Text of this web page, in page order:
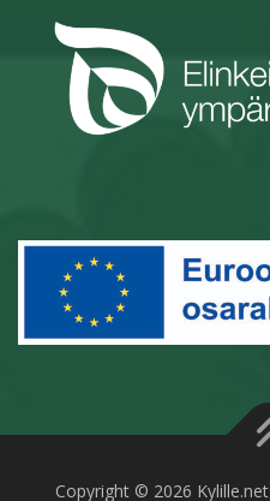
Copyright © 2026 Kylille.net